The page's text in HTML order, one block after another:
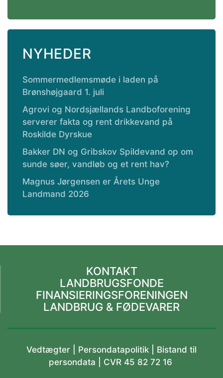
NYHEDER
Sommermedlemsmøde i laden på
Brønshøjgaard 1. juli
Agrovi og Nordsjællands Landboforening
serverer fakta og rent drikkevand på
Roskilde Dyrskue
Bakker DN og Gribskov Spildevand op om
sunde søer, vandløb og et rent hav?
Magnus Jørgensen er Årets Unge
Landmand 2026
KONTAKT
LANDBRUGSFONDE
FINANSIERINGSFORENINGEN
LANDBRUG & FØDEVARER
Vedtægter Persondatapolitik | Bistand til
persondata | CVR 45 82 72 16